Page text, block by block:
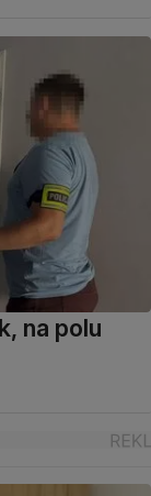
na polu